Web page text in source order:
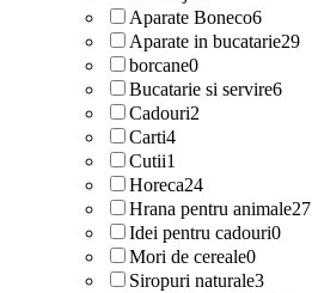
Aparate Boneco6
Aparate in bucatarie29
borcane0
Bucatarie si servire6
Cadouri2
Carti4
Cutii1
Horeca24
Hrana pentru animale27
Idei pentru cadouri0
Mori de cereale0
Siropuri naturale3